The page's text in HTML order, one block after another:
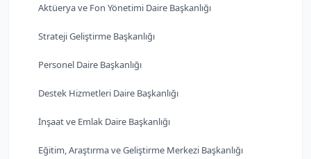
Aktüerya ve Fon Yönetimi Daire Başkanlığı
Strateji Geliştirme Başkanlığı
Personel Daire Başkanlığı
Destek Hizmetleri Daire Başkanlığı
İnşaat ve Emlak Daire Başkanlığı
Eğitim, Araştırma ve Geliştirme Merkezi Başkanlığı